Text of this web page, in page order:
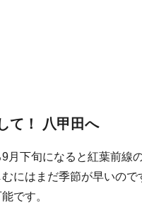
て！ 八甲田へ
月下旬になると紅葉前線
にはまだ季節が早いの
です。